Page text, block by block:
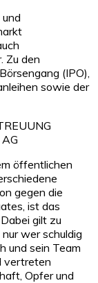
Zu den
(IPO),
sowie der
öffentlichen
gegen die
ist das
gilt zu
wer schuldig
und sein Team
vertreten
Opfer und